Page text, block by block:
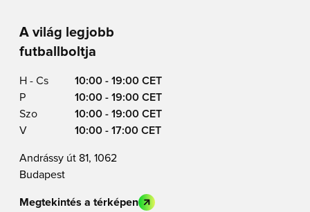
A világ legjobb
futballboltja
H - Cs
10:00 - 19:00 CET
P
10:00 - 19:00 CET
Szo
10:00 - 19:00 CET
V
10:00 - 17:00 CET
Andrássy út 81, 1062
Budapest
Megtekintés a térképen